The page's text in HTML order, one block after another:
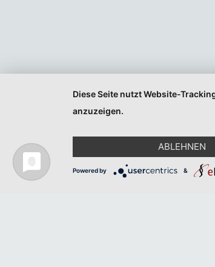
Diese Seite nutzt Website-
anzuzeigen.
ABLEHNEN
Powered by &